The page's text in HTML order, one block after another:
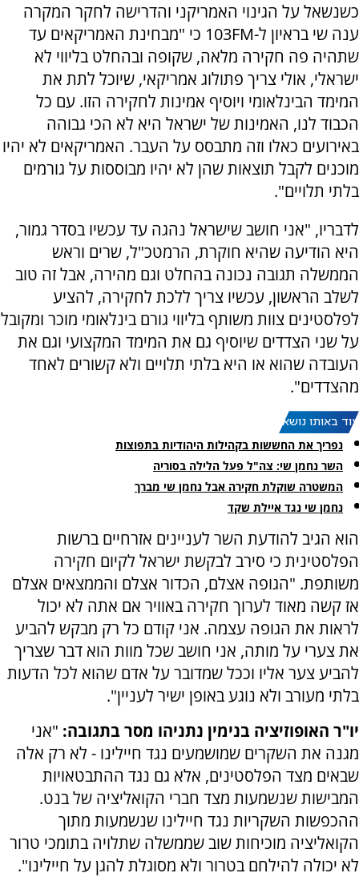
כשנשאל על הגינוי האמריקני והדרישה לחקר המקרה
ענה שי בראיון ל-103FM כי "מבחינת האמריקאים עד
שתהיה פה חקירה מלאה, שקופה ובהחלט בליווי לא
ישראלי, אולי צריך פתולוג אמריקאי, שיוכל לתת את
המימד הבינלאומי ויוסיף אמינות לחקירה הזו. עם כל
הכבוד לנו, האמינות של ישראל היא לא הכי גבוהה
באירועים כאלו וזה מתבסס על העבר. האמריקאים לא יהיו
מוכנים לקבל תוצאות שהן לא יהיו מבוססות על גורמים
בלתי תלויים".
לדבריו, "אני חושב שישראל נהגה עד עכשיו בסדר גמור,
היא הודיעה שהיא חוקרת, הרמטכ"ל, שרים וראש
הממשלה תגובה נכונה בהחלט וגם מהירה, אבל זה טוב
לשלב הראשון, עכשיו צריך ללכת לחקירה, להציע
לפלסטינים צוות משותף בליווי גורם בינלאומי מוכר ומקובל
על שני הצדדים שיוסיף גם את המימד המקצועי וגם את
העובדה שהוא או היא בלתי תלויים ולא קשורים לאחד
מהצדדים".
עוד באותו נושא:
נפריך את החששות בקהילות היהודיות בתפוצות
השר נחמן שי: צה"ל פעל הלילה בסוריה
המשטרה שוקלת חקירה אבל נחמן שי מברך
נחמן שי נגד איילת שקד
הוא הגיב להודעת השר לעניינים אזרחיים ברשות
הפלסטינית כי סירב לבקשת ישראל לקיום חקירה
משותפת. "הגופה אצלם, הכדור אצלם והממצאים אצלם
אז קשה מאוד לערוך חקירה באוויר אם אתה לא יכול
לראות את הגופה עצמה. אני קודם כל רק מבקש להביע
את צערי על מותה, אני חושב שכל מוות הוא דבר שצריך
להביע צער אליו וככל שמדובר על אדם שהוא לכל הדעות
בלתי מעורב ולא נוגע באופן ישיר לעניין".
יו"ר האופוזיציה בנימין נתניהו מסר בתגובה: "אני
מגנה את השקרים שמושמעים נגד חיילינו - לא רק אלה
שבאים מצד הפלסטינים, אלא גם נגד ההתבטאויות
המבישות שנשמעות מצד חברי הקואליציה של בנט.
ההכפשות השקריות נגד חיילינו שנשמעות מתוך
הקואליציה מוכיחות שוב שממשלה שתלויה בתומכי טרור
לא יכולה להילחם בטרור ולא מסוגלת להגן על חיילינו".